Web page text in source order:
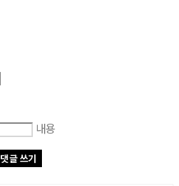
내용
댓글 쓰기